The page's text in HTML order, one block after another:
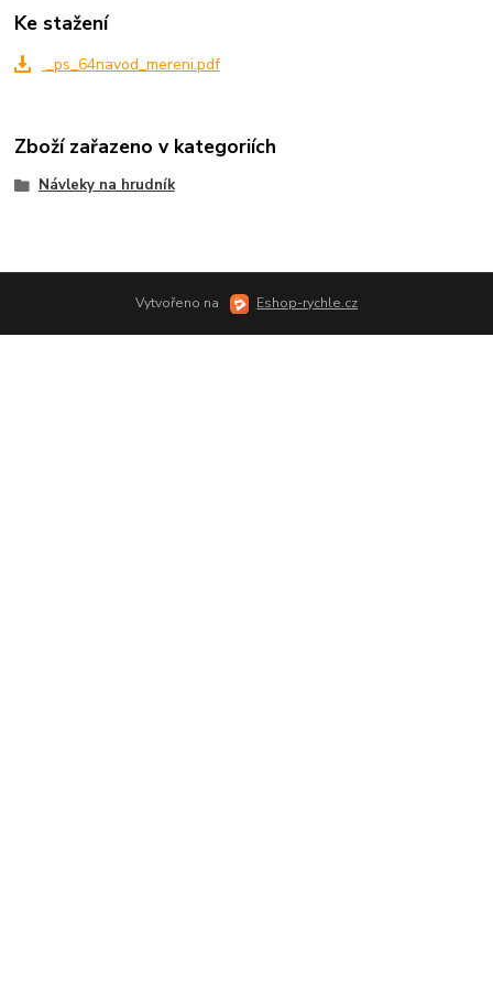
Ke stažení
_ps_64navod_mereni.pdf
Zboží zařazeno v kategoriích
Návleky na hrudník
Vytvořeno na Eshop-rychle.cz